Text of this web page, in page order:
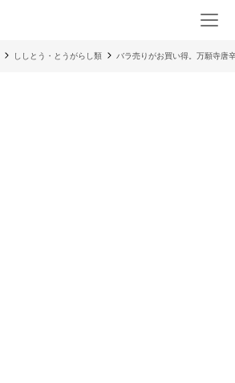
ししとう・とうがらし類 バラ売りがお買い得。万願寺唐